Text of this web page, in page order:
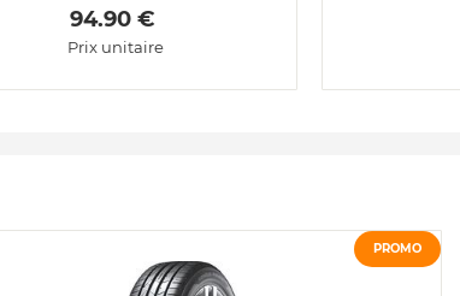
94.90 €
Prix unitaire
PROMO